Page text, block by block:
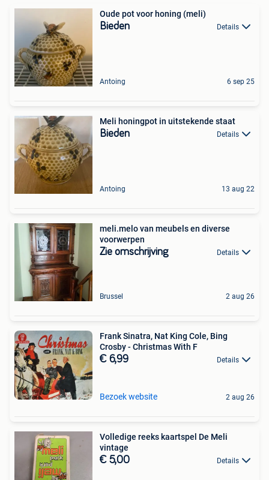
Oude pot voor honing (meli)
Bieden Details
Antoing 6 sep 25
Meli honingpot in uitstekende staat
Bieden Details
Antoing 13 aug 22
meli.melo van meubels en diverse
voorwerpen
Zie omschrijving Details
Brussel 2 aug 26
Frank Sinatra, Nat King Cole, Bing
Crosby - Christmas With F
€ 6,99 Details
Bezoek website 2 aug 26
Volledige reeks kaartspel De Meli
vintage
€ 5,00 Details